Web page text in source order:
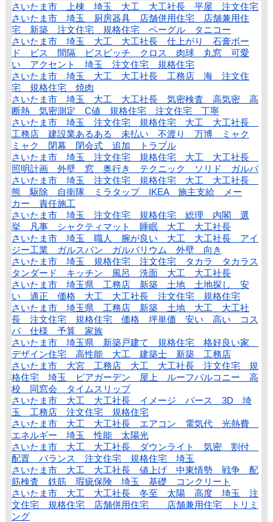
さいたま市 上棟 埼玉 大工 大工社長 平屋 注文住宅
さいたま市 埼玉 厨房器具 店舗併用住宅 店舗兼用住
宅 新築 注文住宅 規格住宅 ベーグル タニコー
さいたま市 埼玉 大工 大工社長 仕上がり 石膏ボー
ド ビス 間隔 ビスピッチ クロス 肉球 丸窓 可愛
い アクセント 埼玉 注文住宅 規格住宅
さいたま市 埼玉 大工 大工社長 工務店 海 注文住
宅 規格住宅 焼肉
さいたま市 埼玉 大工 大工社長 気密検査 高気密 高
断熱 気密測定 C値 規格住宅 注文住宅 丁寧
さいたま市 埼玉 注文住宅 規格住宅 大工 大工社長
工務店 建設業あるある 未払い 不渡り 万博 ミャク
ミャク 閉幕 閉会式 追加 トラブル
さいたま市 埼玉 注文住宅 規格住宅 大工 大工社長
照明計画 外壁 窓 奥行き テクニック ソリド ガルバ
さいたま市 埼玉 注文住宅 規格住宅 大工 大工社長
熊 駆除 自衛隊 ミラタップ IKEA 施主支給 メー
カー 責任施工
さいたま市 埼玉 注文住宅 規格住宅 総理 内閣 選
挙 凡事 シャクティマット 睡眠 大工 大工社長
さいたま市 埼玉 職人 腕が良い 大工 大工社長 アイ
ジー工業 ガルスパン ガルバリウム 外壁 向き
さいたま市 埼玉 規格住宅 注文住宅 タカラ タカラス
タンダード キッチン 風呂 洗面 大工 大工社長
さいたま市 埼玉県 工務店 新築 土地 土地探し 安
い 適正 価格 大工 大工社長 注文住宅 規格住宅
さいたま市 埼玉県 工務店 新築 土地 大工 大工社
長 注文住宅 規格住宅 価格 坪単価 安い 高い コス
パ 仕様 予算 家族
さいたま市 埼玉県 新築戸建て 規格住宅 格好良い家
デザイン住宅 高性能 大工 建築士 新築 工務店
さいたま市 大宮 工務店 大工 大工社長 注文住宅 規
格住宅 埼玉 ビアガーデン 屋上 ルーフバルコニー 高
校 同窓会 タイムスリップ
さいたま市 大工 大工社長 イメージ パース 3D 埼
玉 工務店 注文住宅 規格住宅
さいたま市 大工 大工社長 エアコン 電気代 光熱費
エネルギー 埼玉 性能 太陽光
さいたま市 大工 大工社長 ダウンライト 気密 割付
配置 バランス 注文住宅 規格住宅 埼玉
さいたま市 大工 大工社長 値上げ 中東情勢 戦争 配
筋検査 鉄筋 瑕疵保険 埼玉 基礎 コンクリート
さいたま市 大工 大工社長 冬至 太陽 高度 埼玉 注
文住宅 規格住宅 店舗併用住宅 店舗兼用住宅 トリミ
ング